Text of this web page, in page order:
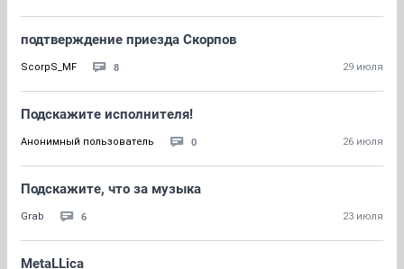
подтверждение приезда Скорпов
ScorpS_MF 8 29 июля
Подскажите исполнителя!
Анонимный пользователь 0 26 июля
Подскажите, что за музыка
Grab 6 23 июля
MetaLLica